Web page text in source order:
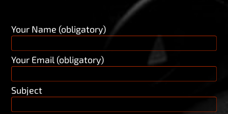
Your Name (obligatory)
Your Email (obligatory)
Subject